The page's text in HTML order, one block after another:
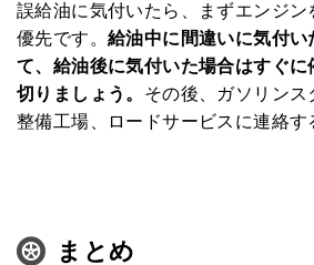
誤給油に気付いたら、まずエンジ
優先です。 給油中に間違いに気付
て、給油後に気付いた場合はすぐ
切りましょう。 その後、ガソリン
整備工場、ロードサービスに連絡す
まとめ